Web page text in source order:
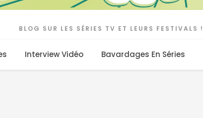
BLOG SUR LES SÉRIES TV ET LEURS FESTIVALS !
Interview Vidéo Bavardages En Séries